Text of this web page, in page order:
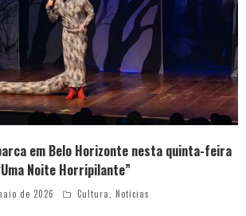
em Belo Horizonte nesta quinta-feira
Noite Horripilante”
de 2026 Cultura, Notícias